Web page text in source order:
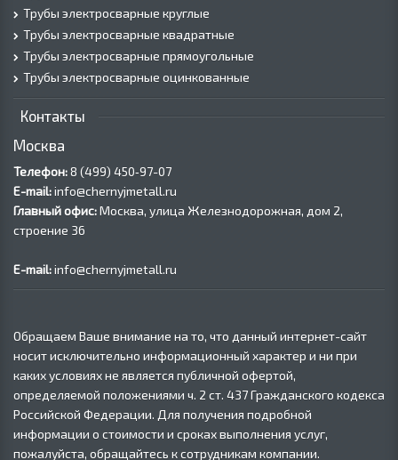
Трубы электросварные круглые
Трубы электросварные квадратные
Трубы электросварные прямоугольные
Трубы электросварные оцинкованные
Контакты
Москва
Телефон:8 (499) 450‑97-07
E-mail:info@chernyjmetall.ru
Главный офис:Москва, улица Железнодорожная, дом 2,
строение 36
E-mail:info@chernyjmetall.ru
Обращаем Ваше внимание на то, что данный интернет-сайт
носит исключительно информационный характер и ни при
каких условиях не является публичной офертой,
определяемой положениями ч. 2 ст. 437 Гражданского кодекса
Российской Федерации. Для получения подробной
информации о стоимости и сроках выполнения услуг,
пожалуйста, обращайтесь к сотрудникам компании.